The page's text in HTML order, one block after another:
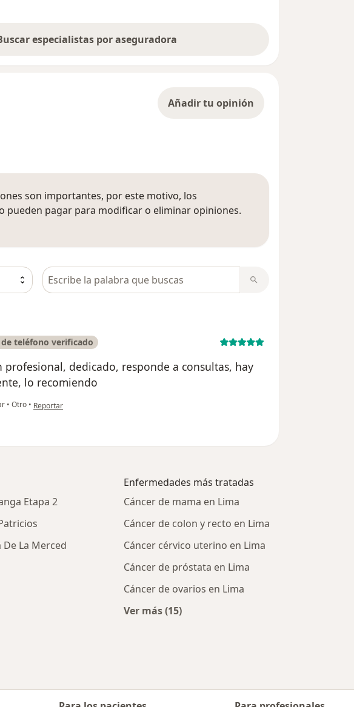
especialistas por aseguradora
Añadir tu opinión
son importantes, por este motivo, los
pueden pagar para modificar o eliminar opiniones.
Busca en opiniones
teléfono verificado
profesional, dedicado, responde a consultas, hay
lo recomiendo
• Otro • en opinión del usuario Myriam
Reportar
Etapa 2
La Merced
Enfermedades más tratadas
Cáncer de mama en Lima
Cáncer de colon y recto en Lima
Cáncer cérvico uterino en Lima
Cáncer de próstata en Lima
Cáncer de ovarios en Lima
Ver más (15)